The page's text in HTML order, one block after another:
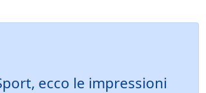
ecco le impressioni